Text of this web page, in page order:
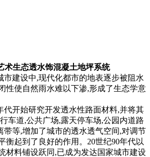
术生态透水饰混凝土地坪系统
市建设中,现代化都市的地表逐步被阻水
性使自然雨水难以下渗,形成了生态学意
代开始研究开发透水性路面材料,并将其
车道,公共广场,露天停车场,公园内道路
带等,增加了城市的透水透气空间,对调节
衡起到了良好的作用。20世纪90年代以
材料铺设跃同,已成为发达国家城市建设